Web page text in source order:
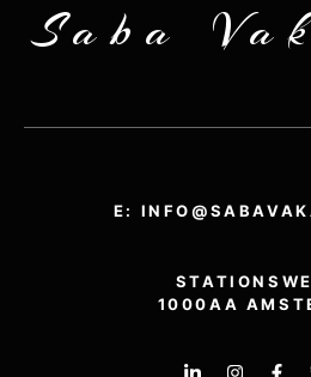
Saba
E:
1000AA